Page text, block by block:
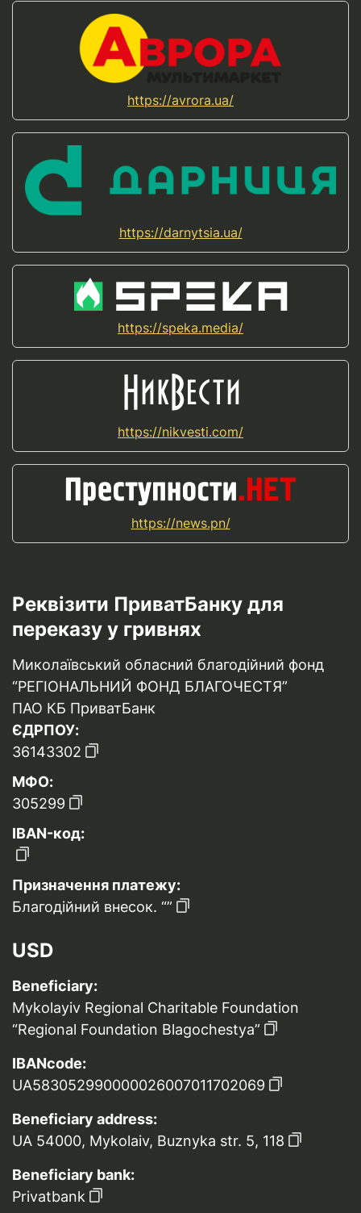
https://avrora.ua/
https://darnytsia.ua/
https://speka.media/
https://nikvesti.com/
https://news.pn/
Реквізити ПриватБанку для
переказу у гривнях
Миколаївський обласний благодійний фонд
“РЕГІОНАЛЬНИЙ ФОНД БЛАГОЧЕСТЯ”
ПАО КБ ПриватБанк
ЄДРПОУ:
36143302
МФО:
305299
IBAN-код:
Призначення платежу:
Благодійний внесок. “”
USD
Beneficiary:
Mykolayiv Regional Charitable Foundation
“Regional Foundation Blagochestya”
IBANcode:
UA583052990000026007011702069
Beneficiary address:
UA 54000, Mykolaiv, Buznyka str. 5, 118
Beneficiary bank:
Privatbank